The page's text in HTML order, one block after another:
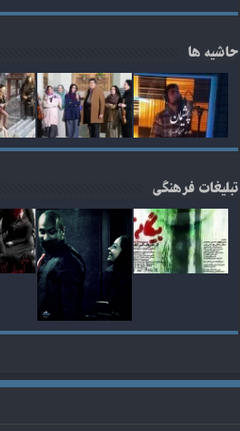
حاشیه ها
تبلیغات فرهنگی